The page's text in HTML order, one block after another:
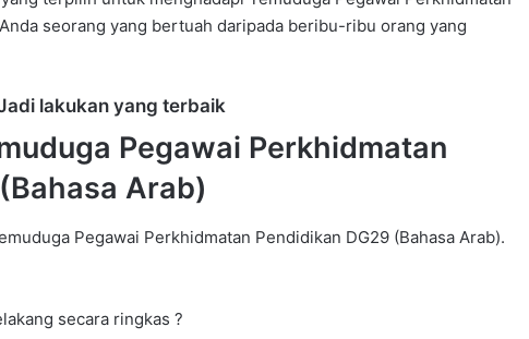
seorang yang bertuah daripada beribu-ribu orang yang
lakukan yang terbaik
Pegawai Perkhidmatan
Arab)
Pegawai Perkhidmatan Pendidikan DG29 (Bahasa Arab).
secara ringkas ?
Lengkap Temuduga
Teknik Untuk Berjaya
Angka
Hartanah